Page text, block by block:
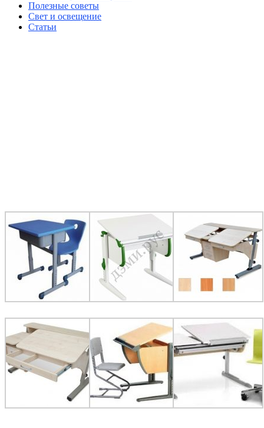
Полезные советы
Свет и освещение
Статьи